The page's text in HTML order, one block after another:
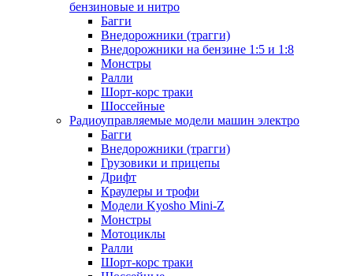
бензиновые и нитро
Багги
Внедорожники (трагги)
Внедорожники на бензине 1:5 и 1:8
Монстры
Ралли
Шорт-корс траки
Шоссейные
Радиоуправляемые модели машин электро
Багги
Внедорожники (трагги)
Грузовики и прицепы
Дрифт
Краулеры и трофи
Модели Kyosho Mini-Z
Монстры
Мотоциклы
Ралли
Шорт-корс траки